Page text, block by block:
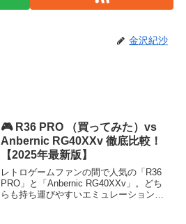
金沢紀沙
🎮 R36 PRO （買ってみた）vs
Anbernic RG40XXv 徹底比較！
【2025年最新版】
レトロゲームファンの間で人気の「R36
PRO」と「Anbernic RG40XXv」。どち
らも持ち運びやすいエミュレーション専